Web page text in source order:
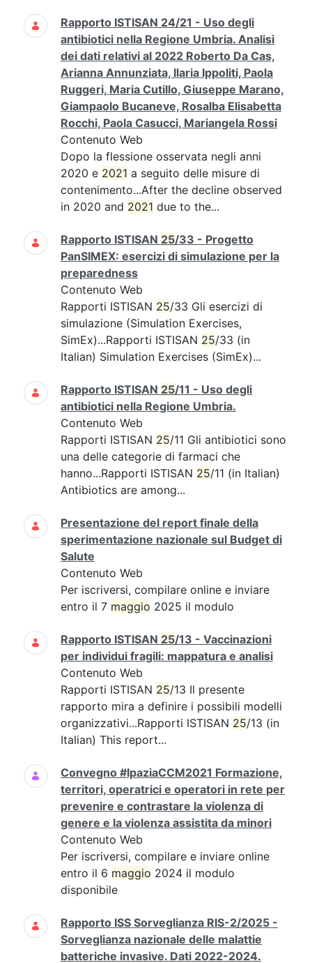
Rapporto ISTISAN 24/21 - Uso degli
antibiotici nella Regione Umbria. Analisi
dei dati relativi al 2022 Roberto Da Cas,
Arianna Annunziata, Ilaria Ippoliti, Paola
Ruggeri, Maria Cutillo, Giuseppe Marano,
Giampaolo Bucaneve, Rosalba Elisabetta
Rocchi, Paola Casucci, Mariangela Rossi
Contenuto Web
Dopo la flessione osservata negli anni
2020 e 2021 a seguito delle misure di
contenimento...After the decline observed
in 2020 and 2021 due to the...
Rapporto ISTISAN 25/33 - Progetto
PanSIMEX: esercizi di simulazione per la
preparedness
Contenuto Web
Rapporti ISTISAN 25/33 Gli esercizi di
simulazione (Simulation Exercises,
SimEx)...Rapporti ISTISAN 25/33 (in
Italian) Simulation Exercises (SimEx)...
Rapporto ISTISAN 25/11 - Uso degli
antibiotici nella Regione Umbria.
Contenuto Web
Rapporti ISTISAN 25/11 Gli antibiotici sono
una delle categorie di farmaci che
hanno...Rapporti ISTISAN 25/11 (in Italian)
Antibiotics are among...
Presentazione del report finale della
sperimentazione nazionale sul Budget di
Salute
Contenuto Web
Per iscriversi, compilare online e inviare
entro il 7 maggio 2025 il modulo
Rapporto ISTISAN 25/13 - Vaccinazioni
per individui fragili: mappatura e analisi
Contenuto Web
Rapporti ISTISAN 25/13 Il presente
rapporto mira a definire i possibili modelli
organizzativi...Rapporti ISTISAN 25/13 (in
Italian) This report...
Convegno #IpaziaCCM2021 Formazione,
territori, operatrici e operatori in rete per
prevenire e contrastare la violenza di
genere e la violenza assistita da minori
Contenuto Web
Per iscriversi, compilare e inviare online
entro il 6 maggio 2024 il modulo
disponibile
Rapporto ISS Sorveglianza RIS-2/2025 -
Sorveglianza nazionale delle malattie
batteriche invasive. Dati 2022-2024.